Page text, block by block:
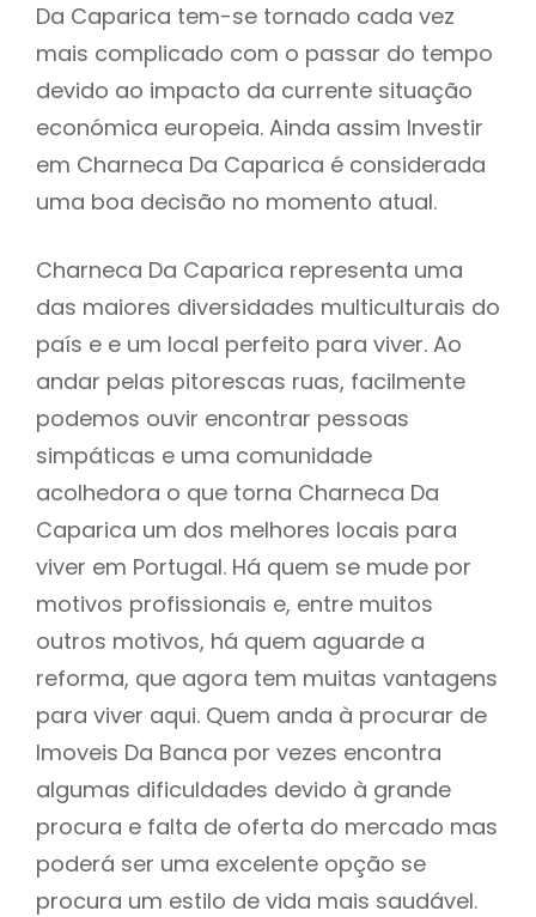
Da Caparica tem-se tornado cada vez
mais complicado com o passar do tempo
devido ao impacto da currente situação
económica europeia. Ainda assim Investir
em Charneca Da Caparica é considerada
uma boa decisão no momento atual.
Charneca Da Caparica representa uma
das maiores diversidades multiculturais do
país e e um local perfeito para viver. Ao
andar pelas pitorescas ruas, facilmente
podemos ouvir encontrar pessoas
simpáticas e uma comunidade
acolhedora o que torna Charneca Da
Caparica um dos melhores locais para
viver em Portugal. Há quem se mude por
motivos profissionais e, entre muitos
outros motivos, há quem aguarde a
reforma, que agora tem muitas vantagens
para viver aqui. Quem anda à procurar de
Imoveis Da Banca por vezes encontra
algumas dificuldades devido à grande
procura e falta de oferta do mercado mas
poderá ser uma excelente opção se
procura um estilo de vida mais saudável.